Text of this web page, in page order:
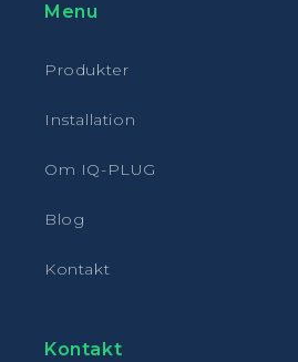
Menu
Produkter
Installation
Om IQ-PLUG
Blog
Kontakt
Kontakt